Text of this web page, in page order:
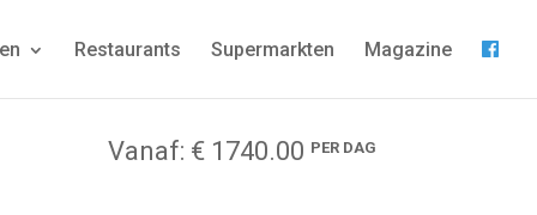
Restaurants Supermarkten Magazine
Vanaf: € 1740.00 PER DAG